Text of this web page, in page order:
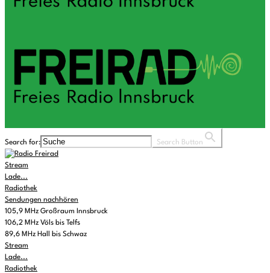
Search for: Search Button
Stream
Lade...
Radiothek
Sendungen nachhören
105,9 MHz Großraum Innsbruck
106,2 MHz Völs bis Telfs
89,6 MHz Hall bis Schwaz
Stream
Lade...
Radiothek